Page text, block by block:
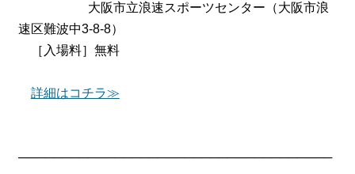
大阪市立浪速スポーツセンター（大阪市浪
速区難波中3-8-8）
［入場料］無料
詳細はコチラ≫
────────────────────────────────────